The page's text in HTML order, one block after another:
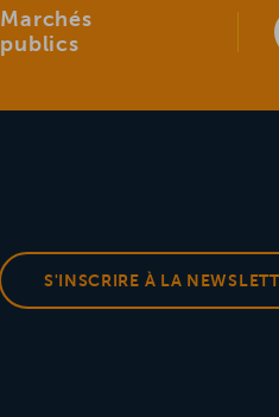
Marchés
publics
S'INSCRIRE À LA